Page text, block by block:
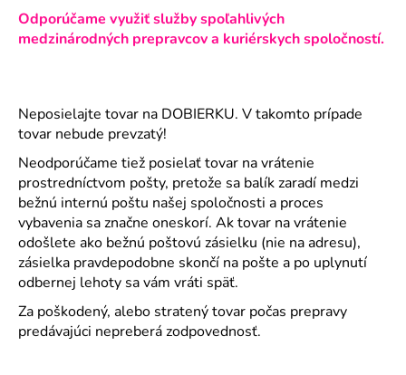
Odporúčame využiť služby spoľahlivých
medzinárodných prepravcov a kuriérskych spoločností.
Neposielajte tovar na DOBIERKU. V takomto prípade
tovar nebude prevzatý!
Neodporúčame tiež posielať tovar na vrátenie
prostredníctvom pošty, pretože sa balík zaradí medzi
bežnú internú poštu našej spoločnosti a proces
vybavenia sa značne oneskorí. Ak tovar na vrátenie
odošlete ako bežnú poštovú zásielku (nie na adresu),
zásielka pravdepodobne skončí na pošte a po uplynutí
odbernej lehoty sa vám vráti späť.
Za poškodený, alebo stratený tovar počas prepravy
predávajúci nepreberá zodpovednosť.